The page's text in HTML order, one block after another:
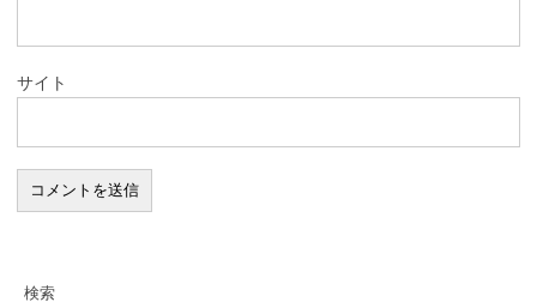
サイト
検索